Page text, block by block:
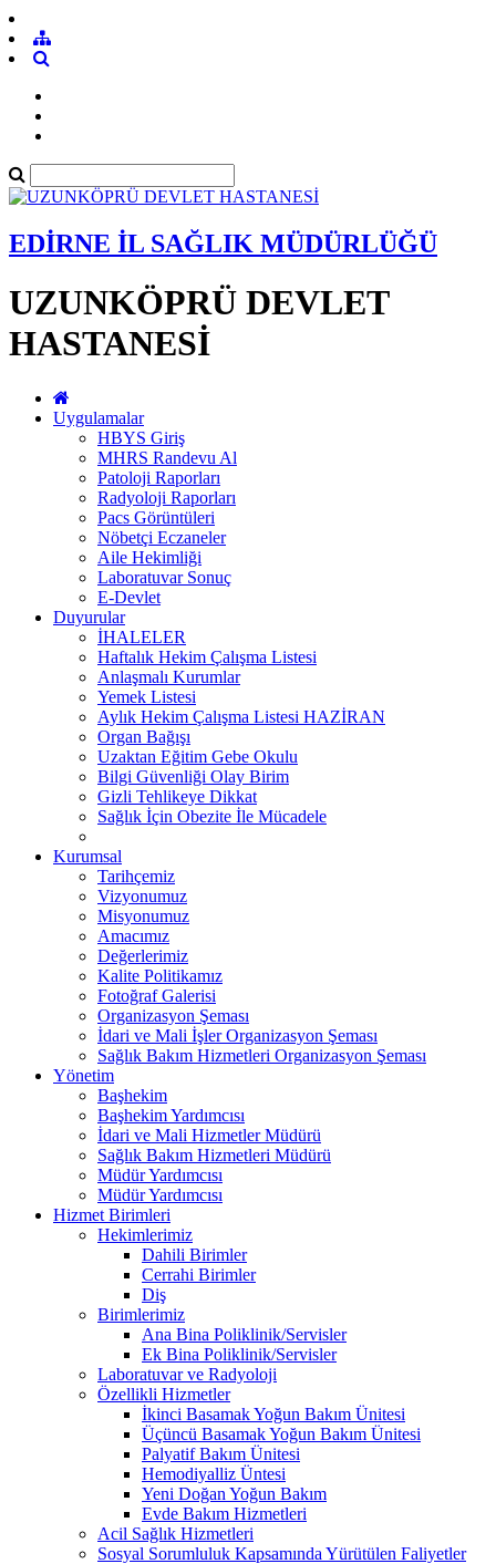
EDİRNE İL SAĞLIK MÜDÜRLÜĞÜ
UZUNKÖPRÜ DEVLET
HASTANESİ
Uygulamalar
HBYS Giriş
MHRS Randevu Al
Patoloji Raporları
Radyoloji Raporları
Pacs Görüntüleri
Nöbetçi Eczaneler
Aile Hekimliği
Laboratuvar Sonuç
E-Devlet
Duyurular
İHALELER
Haftalık Hekim Çalışma Listesi
Anlaşmalı Kurumlar
Yemek Listesi
Aylık Hekim Çalışma Listesi HAZİRAN
Organ Bağışı
Uzaktan Eğitim Gebe Okulu
Bilgi Güvenliği Olay Birim
Gizli Tehlikeye Dikkat
Sağlık İçin Obezite İle Mücadele
Kurumsal
Tarihçemiz
Vizyonumuz
Misyonumuz
Amacımız
Değerlerimiz
Kalite Politikamız
Fotoğraf Galerisi
Organizasyon Şeması
İdari ve Mali İşler Organizasyon Şeması
Sağlık Bakım Hizmetleri Organizasyon Şeması
Yönetim
Başhekim
Başhekim Yardımcısı
İdari ve Mali Hizmetler Müdürü
Sağlık Bakım Hizmetleri Müdürü
Müdür Yardımcısı
Müdür Yardımcısı
Hizmet Birimleri
Hekimlerimiz
Dahili Birimler
Cerrahi Birimler
Diş
Birimlerimiz
Ana Bina Poliklinik/Servisler
Ek Bina Poliklinik/Servisler
Laboratuvar ve Radyoloji
Özellikli Hizmetler
İkinci Basamak Yoğun Bakım Ünitesi
Üçüncü Basamak Yoğun Bakım Ünitesi
Palyatif Bakım Ünitesi
Hemodiyalliz Üntesi
Yeni Doğan Yoğun Bakım
Evde Bakım Hizmetleri
Acil Sağlık Hizmetleri
Sosyal Sorumluluk Kapsamında Yürütülen Faliyetler